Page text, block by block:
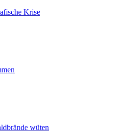
Krise
wüten